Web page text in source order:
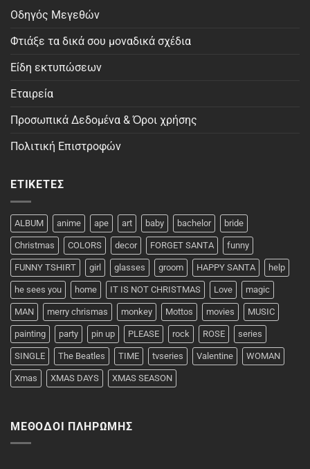
Οδηγός Μεγεθών
Φτιάξε τα δικά σου μοναδικά σχέδια
Είδη εκτυπώσεων
Εταιρεία
Προσωπικά Δεδομένα & Όροι χρήσης
Πολιτική Επιστροφών
ΕΤΙΚΈΤΕΣ
ALBUM anime ape art baby bachelor bride
Christmas COLORS decor FORGET SANTA funny
FUNNY TSHIRT girl glasses groom HAPPY SANTA help
he sees you home IT IS NOT CHRISTMAS Love magic
MAN merry chrismas monkey Mottos movies MUSIC
painting party pin up PLEASE rock ROSE series
SINGLE The Beatles TIME tvseries Valentine WOMAN
Xmas XMAS DAYS XMAS SEASON
ΜΈΘΟΔΟΙ ΠΛΗΡΩΜΉΣ